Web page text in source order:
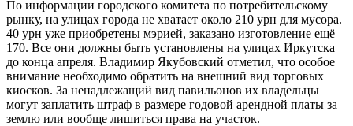
По информации городского комитета по потребительскому
рынку, на улицах города не хватает около 210 урн для мусора.
40 урн уже приобретены мэрией, заказано изготовление ещё
170. Все они должны быть установлены на улицах Иркутска
до конца апреля. Владимир Якубовский отметил, что особое
внимание необходимо обратить на внешний вид торговых
киосков. За ненадлежащий вид павильонов их владельцы
могут заплатить штраф в размере годовой арендной платы за
землю или вообще лишиться права на участок.